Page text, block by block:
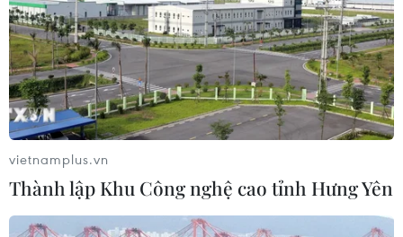
vietnamplus.vn
Thành lập Khu Công nghệ cao tỉnh Hưng Yên